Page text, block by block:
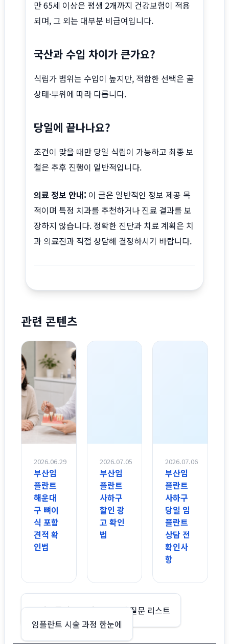
만 65세 이상은 평생 2개까지 건강보험이 적용
되며, 그 외는 대부분 비급여입니다.
국산과 수입 차이가 큰가요?
식립가 범위는 수입이 높지만, 적합한 선택은 골
상태·부위에 따라 다릅니다.
당일에 끝나나요?
조건이 맞을 때만 당일 식립이 가능하고 최종 보
철은 추후 진행이 일반적입니다.
의료 정보 안내: 이 글은 일반적인 정보 제공 목
적이며 특정 치과를 추천하거나 진료 결과를 보
장하지 않습니다. 정확한 진단과 치료 계획은 치
과 의료진과 직접 상담해 결정하시기 바랍니다.
관련 콘텐츠
2026.06.29
부산임
플란트
해운대
구 뼈이
식 포함
견적 확
인법
2026.07.05
부산임
플란트
사하구
할인 광
고 확인
법
2026.07.06
부산임
플란트
사하구
당일 임
플란트
상담 전
확인사
항
글부산임플란트 부산진구 상담 질문 리스트
임플란트 시술 과정 한눈에